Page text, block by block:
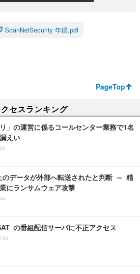
ScanNetSecurity 年鑑.pdf
PageTop
クセスランキング
リ」の運営に係るコールセンター業務で1名
えい
のデータが外部へ転送されたと判断 ～ 精
にランサムウェア攻撃
の番組配信サーバに不正アクセス